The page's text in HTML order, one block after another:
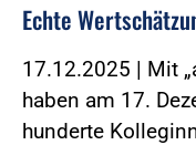
Echte
17.12.2025 | Mit
haben am 17.
hunderte